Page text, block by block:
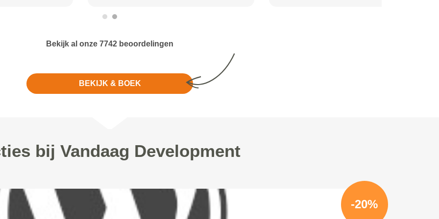
Bekijk al onze 7742 beoordelingen
BEKIJK & BOEK
bij Vandaag Development
-20%